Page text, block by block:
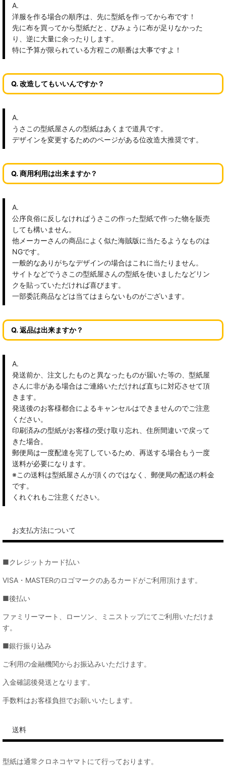
A.
洋服を作る場合の順序は、先に型紙を作ってから布です！
先に布を買ってから型紙だと、びみょうに布が足りなかった
り、逆に大量に余ったりします。
特に予算が限られている方程この順番は大事ですよ！
Q. 改造してもいいんですか？
A.
うさこの型紙屋さんの型紙はあくまで道具です。
デザインを変更するためのページがある位改造大推奨です。
Q. 商用利用は出来ますか？
A.
公序良俗に反しなければうさこの作った型紙で作った物を販売
しても構いません。
他メーカーさんの商品によく似た海賊版に当たるようなものは
NGです。
一般的なありがちなデザインの場合はこれに当たりません。
サイトなどでうさこの型紙屋さんの型紙を使いましたなどリン
クを貼っていただければ喜びます。
一部委託商品などは当てはまらないものがございます。
Q. 返品は出来ますか？
A.
発送前か、注文したものと異なったものが届いた等の、型紙屋
さんに非がある場合はご連絡いただければ直ちに対応させて頂
きます。
発送後のお客様都合によるキャンセルはできませんのでご注意
ください。
印刷済みの型紙がお客様の受け取り忘れ、住所間違いで戻って
きた場合。
郵便局は一度配達を完了しているため、再送する場合もう一度
送料が必要になります。
※この送料は型紙屋さんが頂くのではなく、郵便局の配送の料金
です。
くれぐれもご注意ください。
お支払方法について
■クレジットカード払い
VISA・MASTERのロゴマークのあるカードがご利用頂けます。
■後払い
ファミリーマート、ローソン、ミニストップにてご利用いただけま
す。
■銀行振り込み
ご利用の金融機関からお振込みいただけます。
入金確認後発送となります。
手数料はお客様負担でお願いいたします。
送料
型紙は通常クロネコヤマトにて行っております。